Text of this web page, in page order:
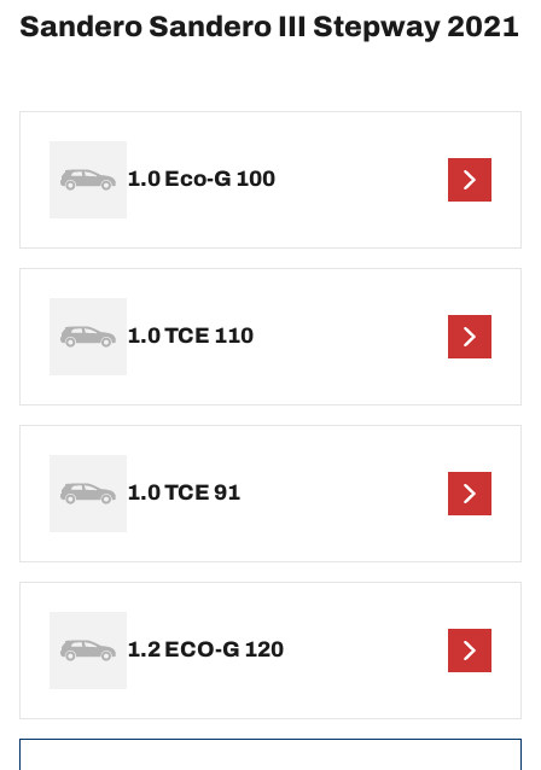
Sandero Sandero III Stepway 2021
1.0 Eco-G 100
1.0 TCE 110
1.0 TCE 91
1.2 ECO-G 120